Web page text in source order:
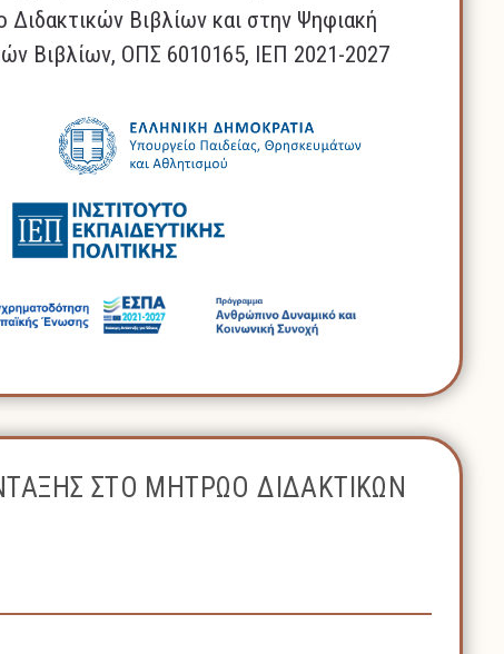
Βιβλίων και στην Ψηφιακή
Βιβλίων, ΟΠΣ 6010165, ΙΕΠ 2021-2027
ΣΤΟ ΜΗΤΡΩΟ ΔΙΔΑΚΤΙΚΩΝ